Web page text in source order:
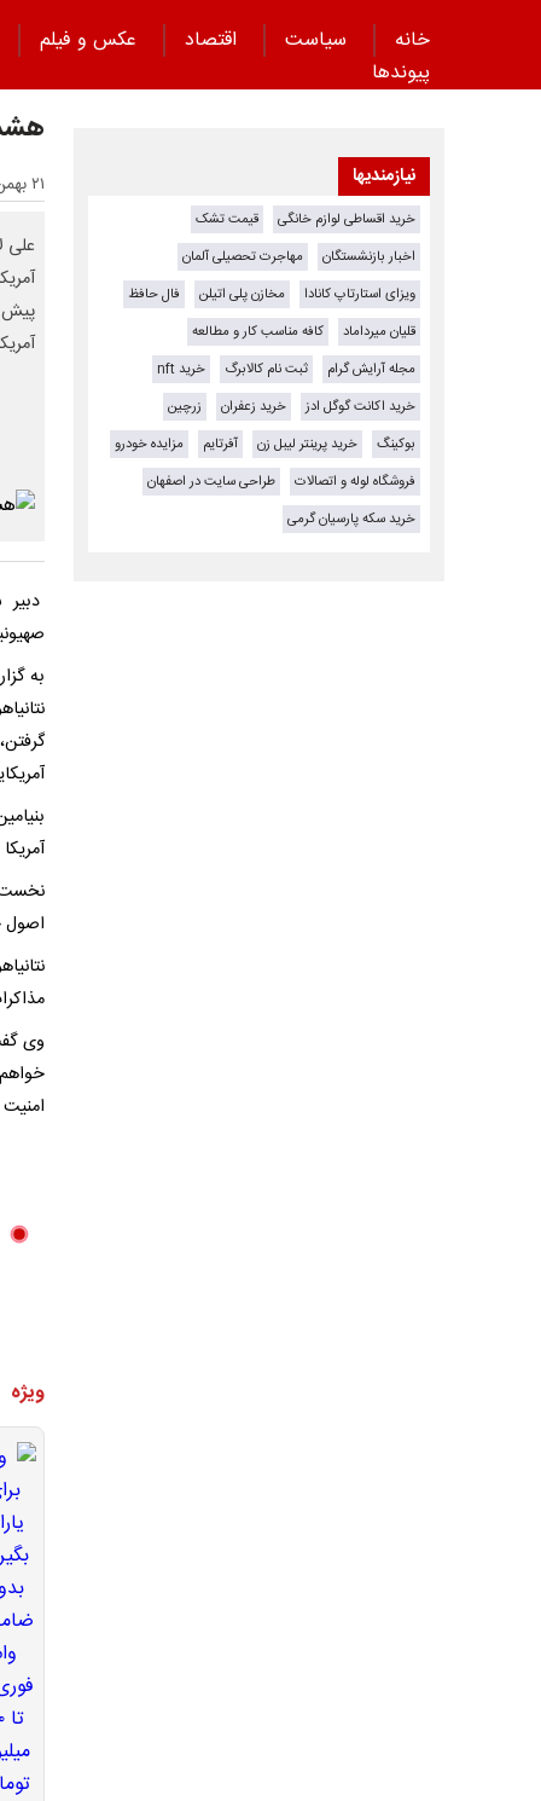
خانه سیاست اقتصاد عکس و فیلم
پیوند‌ها
۲۱ بهمن ۱۴۰۴ - ۱۹:۵۱
علی
پیش
به
نخست
اصول
وی
ویژه
نیازمندیها
خرید اقساطی لوازم خانگی
قیمت تشک
اخبار بازنشستگان
مهاجرت تحصیلی آلمان
ویزای استارتاپ کانادا
مخازن پلی اتیلن
فال حافظ
قلیان میرداماد
کافه مناسب کار و مطالعه
مجله آرایش گرام
ثبت نام کالابرگ
خرید nft
خرید اکانت گوگل ادز
خرید زعفران
زرچین
بوکینگ
خرید پرینتر لیبل زن آفرتایم
مزایده خودرو
فروشگاه لوله و اتصالات
طراحی سایت در اصفهان
خرید سکه پارسیان گرمی